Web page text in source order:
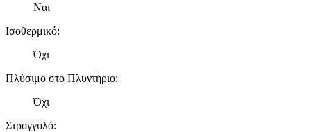
Ναι
Ισοθερμικό:
Όχι
Πλύσιμο στο Πλυντήριο:
Όχι
Στρογγυλό: